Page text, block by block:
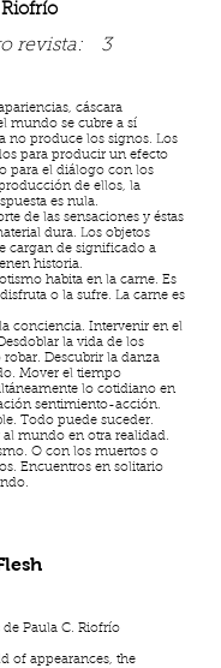
Riofrío
revista: 3
cáscara
mundo se cubre a sí
no produce los signos. Los
para producir un efecto
para el diálogo con los
de ellos, la
es nula.
de las sensaciones y éstas
dura. Los objetos
cargan de significado a
historia.
habita en la carne. Es
o la sufre. La carne es
conciencia. Intervenir en el
la vida de los
Descubrir la danza
Mover el tiempo
lo cotidiano en
sentimiento-acción.
Todo puede suceder.
al mundo en otra realidad.
O con los muertos o
Encuentros en solitario
Paula C. Riofrío
of appearances, the